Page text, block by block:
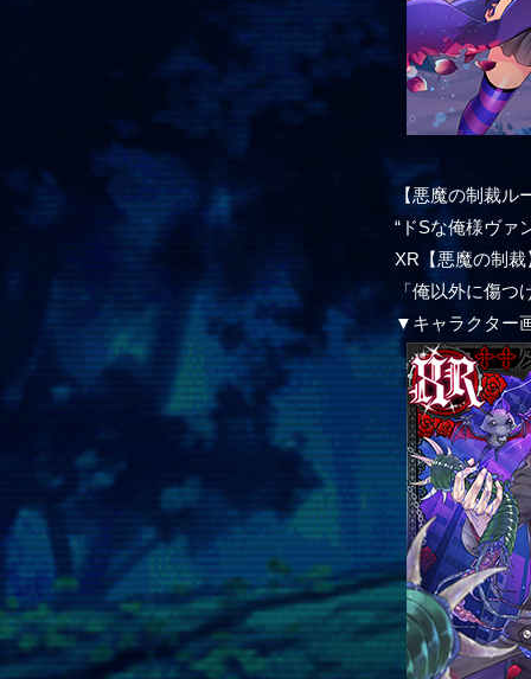
【悪魔の制裁ル
“ドSな俺様ヴァ
XR【悪魔の制
「俺以外に傷
▼キャラクター